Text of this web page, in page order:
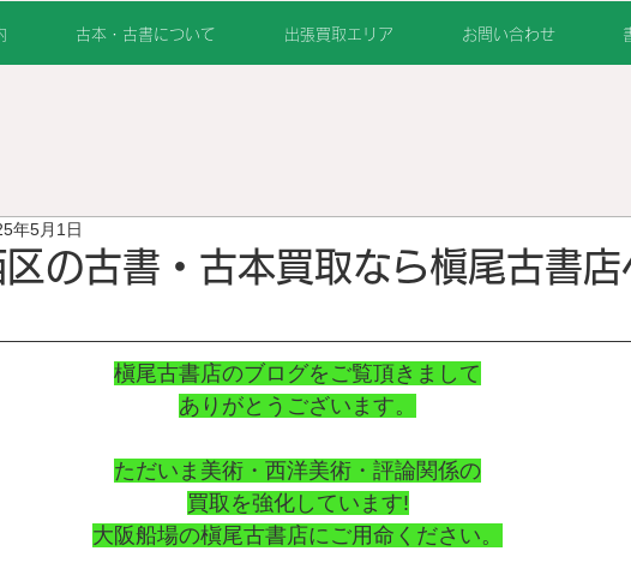
古本・古書について 出張買取エリア お問い合わせ
の古書・古本買取なら槇尾古書店
年5月1日
槇尾古書店のブログをご覧頂きまして
ありがとうございます。
ただいま美術・西洋美術・評論関係の
買取を強化しています!
大阪船場の槇尾古書店にご用命ください。